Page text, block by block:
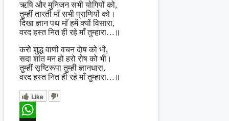
ऋषि और मुनिजन सभी योगियों को,
तुम्हीं तारती माँ सभी प्राणियों को।
दिखा ज्ञान पथ माँ हमें क्यों विसारा,
वरद हस्त नित ही रहे माँ तुम्हारा…॥
करो शुद्ध वाणी वचन दोष को भी,
सदा शांत मन हो हरो रोष को भी।
तुम्हीं सृष्टिरूपा तुम्ही ज्ञानधारा,
वरद हस्त नित ही रहे माँ तुम्हारा…॥
Like